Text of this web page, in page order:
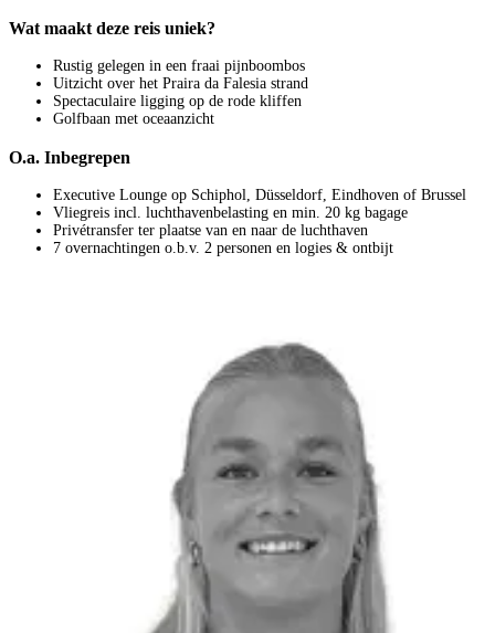
Wat maakt deze reis uniek?
Rustig gelegen in een fraai pijnboombos
Uitzicht over het Praira da Falesia strand
Spectaculaire ligging op de rode kliffen
Golfbaan met oceaanzicht
O.a. Inbegrepen
Executive Lounge op Schiphol, Düsseldorf, Eindhoven of Brussel
Vliegreis incl. luchthavenbelasting en min. 20 kg bagage
Privétransfer ter plaatse van en naar de luchthaven
7 overnachtingen o.b.v. 2 personen en logies & ontbijt